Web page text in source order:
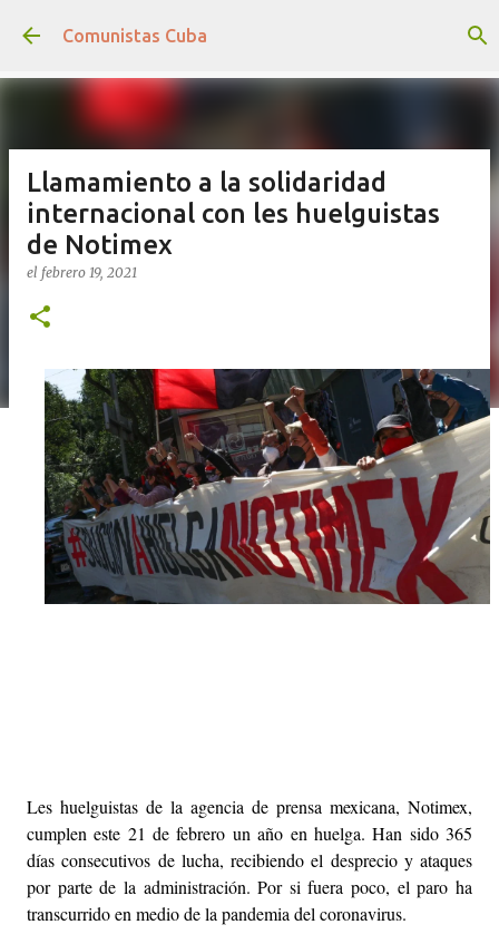
Ir al contenido principal
Comunistas Cuba
Llamamiento a la solidaridad
internacional con les huelguistas
de Notimex
el febrero 19, 2021
Les huelguistas de la agencia de prensa mexicana, Notimex,
cumplen este 21 de febrero un año en huelga. Han sido 365
días consecutivos de lucha, recibiendo el desprecio y ataques
por parte de la administración. Por si fuera poco, el paro ha
transcurrido en medio de la pandemia del coronavirus.